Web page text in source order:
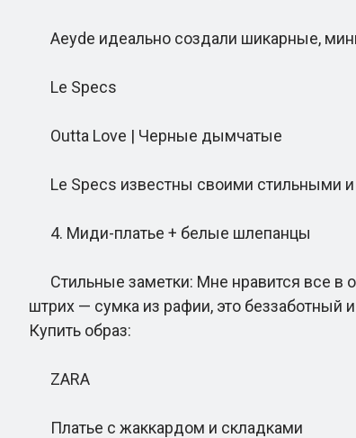
Aeyde идеально создали шикарные,
Le Specs
Outta Love | Черные дымчатые
Le Specs известны своими стильными
4. Миди-платье + белые шлепанцы
Стильные заметки: Мне нравится все в
штрих — сумка из рафии, это
Купить образ:
ZARA
Платье с жаккардом и складками